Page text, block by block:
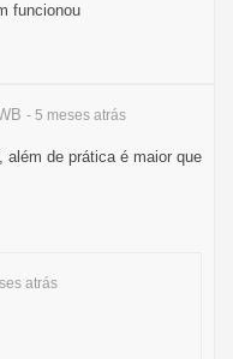
funcionou
- 5 meses atrás
de prática é maior que
atrás